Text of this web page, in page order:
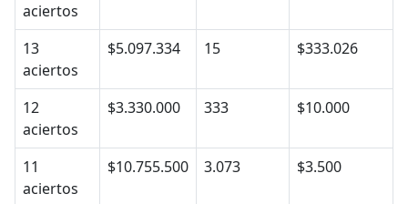
aciertos
13
aciertos
$5.097.334 15 $333.026
12
aciertos
$3.330.000 333 $10.000
11
aciertos
$10.755.500 3.073 $3.500